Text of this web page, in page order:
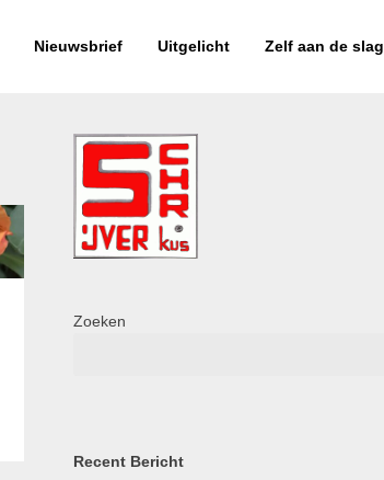
Nieuwsbrief Uitgelicht Zelf aan de slag
Zoeken
Recent Bericht